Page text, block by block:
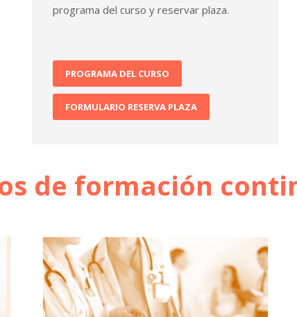
programa del curso y reservar plaza.
PROGRAMA DEL CURSO
FORMULARIO RESERVA PLAZA
de formación